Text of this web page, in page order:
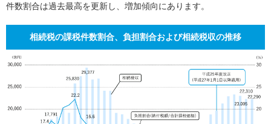
件数割合は過去最高を更新し、増加傾向にあります。
相続税の課税件数割合、負担割合および相続税収の推移